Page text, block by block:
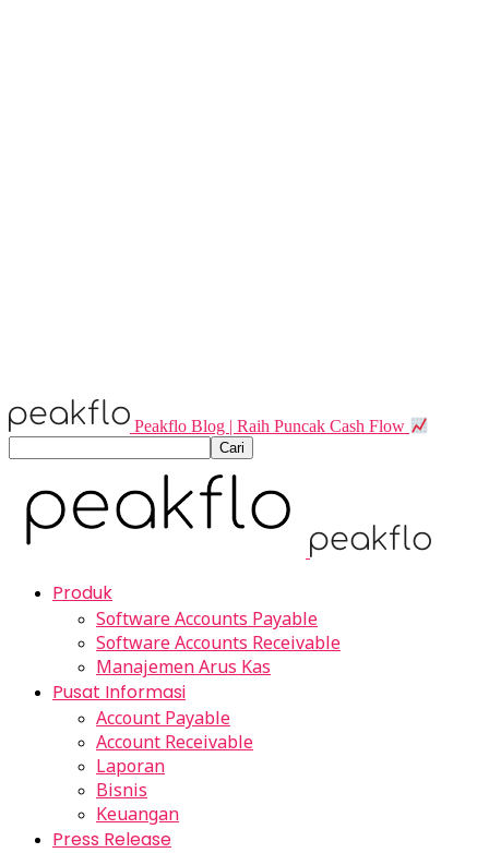
Peakflo Blog | Raih Puncak Cash Flow
Produk
Software Accounts Payable
Software Accounts Receivable
Manajemen Arus Kas
Pusat Informasi
Account Payable
Account Receivable
Laporan
Bisnis
Keuangan
Press Release